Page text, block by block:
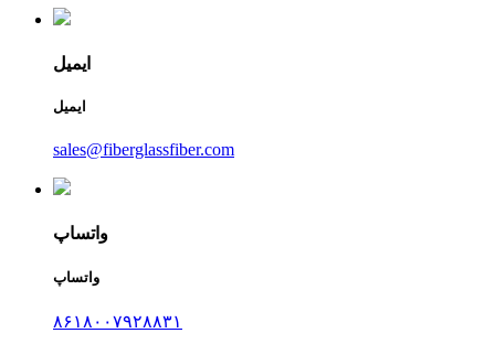
ایمیل
ایمیل
sales@fiberglassfiber.com
واتساپ
واتساپ
۸۶۱۸۰۰۷۹۲۸۸۳۱